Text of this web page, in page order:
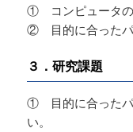
① コンピュータの
② 目的に合ったパ
３．研究課題
① 目的に合ったパ
い。